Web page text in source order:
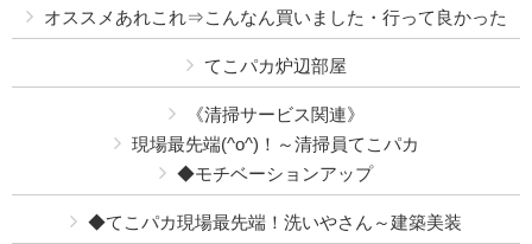
オススメあれこれ⇒こんなん買いました・行って良かった
てこパカ炉辺部屋
《清掃サービス関連》
現場最先端(^o^)！～清掃員てこパカ
◆モチベーションアップ
◆てこパカ現場最先端！洗いやさん～建築美装